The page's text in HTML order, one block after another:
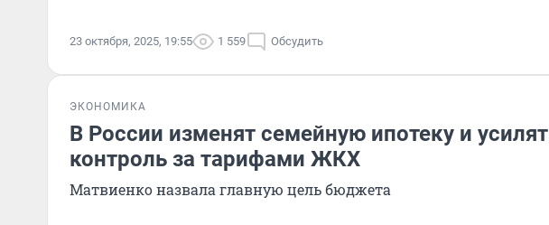
23 октября, 2025, 19:55 1 559 Обсудить
ЭКОНОМИКА
В России изменят семейную ипотеку и усилят
контроль за тарифами ЖКХ
Матвиенко назвала главную цель бюджета